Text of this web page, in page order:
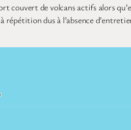
de volcans actifs alors
dus à l’absence